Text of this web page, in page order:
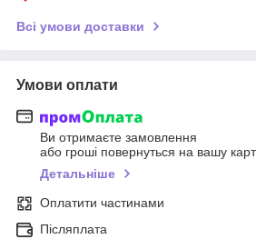
Всі умови доставки
Умови оплати
Ви отримаєте замовлення
або гроші повернуться на вашу
Детальніше
Оплатити частинами
Післяплата